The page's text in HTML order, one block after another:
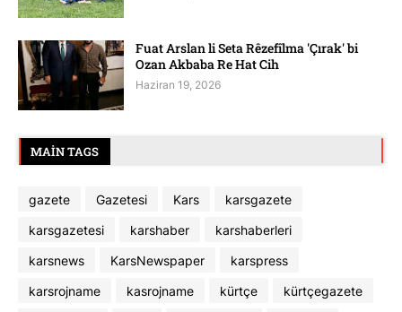
Fuat Arslan li Seta Rêzefîlma 'Çırak' bi
Ozan Akbaba Re Hat Cih
Haziran 19, 2026
MAIN TAGS
gazete Gazetesi Kars
karsgazete
karsgazetesi
karshaber
karshaberleri
karsnews
KarsNewspaper
karspress
karsrojname
kasrojname kürtçe
kürtçegazete